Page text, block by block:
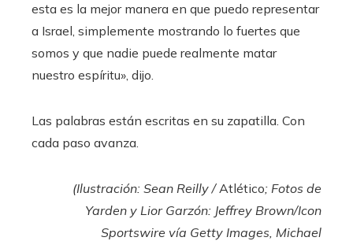
esta es la mejor manera en que puedo representar
a Israel, simplemente mostrando lo fuertes que
somos y que nadie puede realmente matar
nuestro espíritu», dijo.
Las palabras están escritas en su zapatilla. Con
cada paso avanza.
(Ilustración: Sean Reilly /Atlético; Fotos de
Yarden y Lior Garzón: Jeffrey Brown/Icon
Sportswire vía Getty Images, Michael